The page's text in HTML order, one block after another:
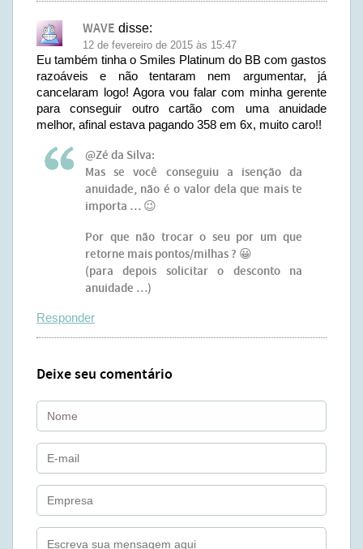
WAVE disse:
12 de fevereiro de 2015 às 15:47
Eu também tinha o Smiles Platinum do BB com gastos
razoáveis e não tentaram nem argumentar, já
cancelaram logo! Agora vou falar com minha gerente
para conseguir outro cartão com uma anuidade
melhor, afinal estava pagando 358 em 6x, muito caro!!
@Zé da Silva:
Mas se você conseguiu a isenção da
anuidade, não é o valor dela que mais te
importa … 😉
Por que não trocar o seu por um que
retorne mais pontos/milhas ? 😀
(para depois solicitar o desconto na
anuidade …)
Responder
Deixe seu comentário